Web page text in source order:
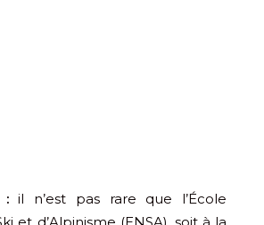
:il n’est pas rare que l’École
et d’Alpinisme (ENSA), soit à la